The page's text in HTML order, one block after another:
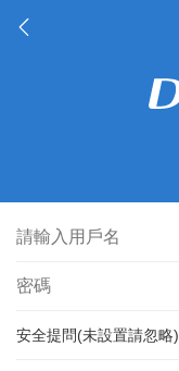
安全提問(未設置請忽略)